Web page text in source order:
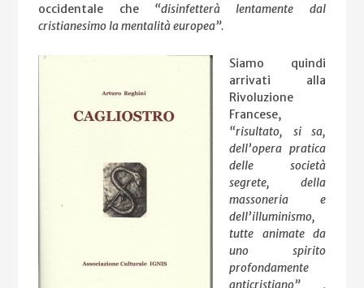
occidentale che “disinfetterà lentamente dal
cristianesimo la mentalità europea”.
Siamo quindi
arrivati alla
Rivoluzione
Francese,
“risultato, si sa,
dell’opera pratica
delle società
segrete, della
massoneria e
dell’illuminismo,
tutte animate da
uno spirito
profondamente
anticristiano” ,